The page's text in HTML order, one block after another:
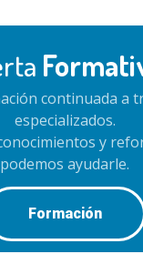
continuada a
especializados.
y
podemos ayudarle.
Formación